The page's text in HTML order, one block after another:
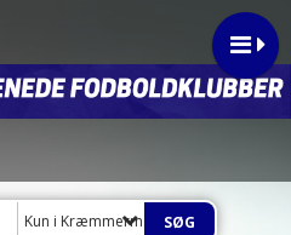
Kun i Kræmmermarkedudvalg